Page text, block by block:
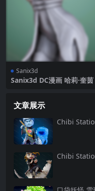
Sanix3d
Sanix3d DC漫画 哈莉·奎茵
文章展示
Chibi
Chibi